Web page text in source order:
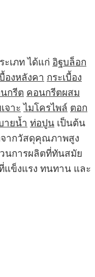
เภท ได้แก่ อิฐบล็อก
องหลังคา กระเบื้อง
กรีต คอนกรีตผสม
จาะ ไมโครไพล์ ตอก
ายน้ำ ท่อปูน เป็นต้น
จากวัสดุคุณภาพสูง
นการผลิตที่ทันสมัย
ข็งแรง ทนทาน และ